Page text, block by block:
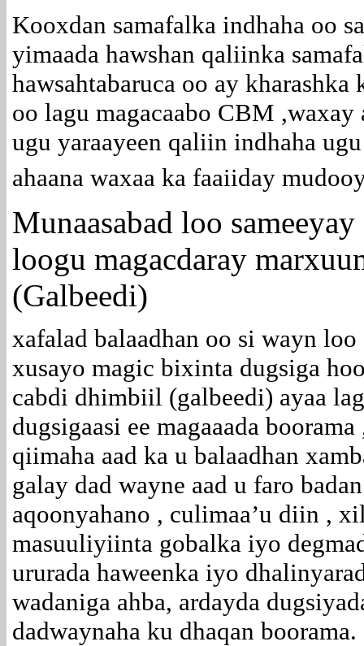
Kooxdan samafalka indhaha oo
yimaada hawshan qaliinka
hawsahtabaruca oo ay
oo lagu magacaabo CBM
ugu yaraayeen qaliin indhaha
ahaana waxaa ka faaiiday
Munaasabad loo
loogu magacdaray
(Galbeedi)
xafalad balaadhan oo si wayn loo
xusayo magic bixinta dugsiga
cabdi dhimbiil (galbeedi) ayaa
dugsigaasi ee magaaada
qiimaha aad ka u balaadhan
galay dad wayne aad u faro
aqoonyahano , culimaa’u diin ,
masuuliyiinta gobalka iyo
ururada haweenka iyo
wadaniga ahba, ardayda
dadwaynaha ku dhaqan boorama.